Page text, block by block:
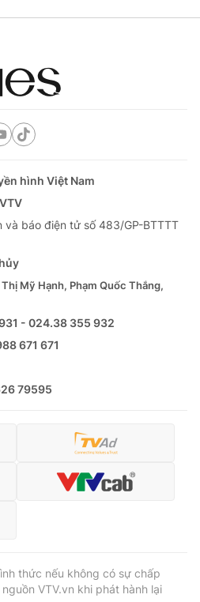
lai
Podcast
Shorts video
Bất động sản
hình Việt Nam
và báo điện tử số 483/GP-BTTTT
Mỹ Hạnh, Phạm Quốc Thắng,
- 024.38 355 932
671 671
79595
thức nếu không có sự chấp
VTV.vn khi phát hành lại